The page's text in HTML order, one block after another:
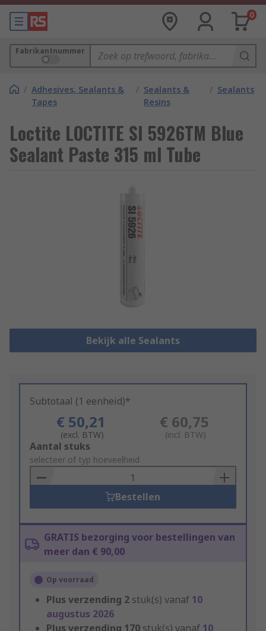
0
Fabrikantnummer
/ Adhesives, Sealants &
Tapes
/ Sealants &
Resins
/ Sealants
Loctite LOCTITE SI 5926TM Blue
Sealant Paste 315 ml Tube
Bekijk alle Sealants
Subtotaal (1 eenheid)*
€ 50,21
(excl. BTW)
€ 60,75
(incl. BTW)
Add
to
Basket
Aantal stuks
selecteer of typ hoeveelheid
Bestellen
GRATIS bezorging voor bestellingen van
meer dan € 90,00
Op voorraad
Plus verzending 2 stuk(s) vanaf 10
augustus 2026
Plus verzending 170 stuk(s) vanaf 10